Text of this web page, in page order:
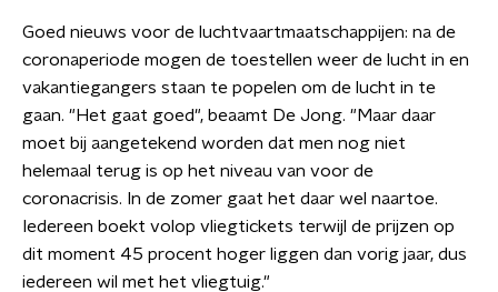
Goed nieuws voor de luchtvaartmaatschappijen: na de
coronaperiode mogen de toestellen weer de lucht in en
vakantiegangers staan te popelen om de lucht in te
gaan. "Het gaat goed", beaamt De Jong. "Maar daar
moet bij aangetekend worden dat men nog niet
helemaal terug is op het niveau van voor de
coronacrisis. In de zomer gaat het daar wel naartoe.
Iedereen boekt volop vliegtickets terwijl de prijzen op
dit moment 45 procent hoger liggen dan vorig jaar, dus
iedereen wil met het vliegtuig."